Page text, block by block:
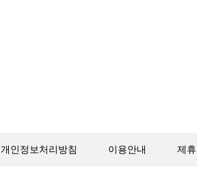
개인정보처리방침 이용안내 제휴